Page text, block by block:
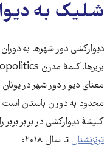
شلیک به
دیوارکشی دور شهرها به
معنای دیوار دور شهر در
محدود به دوران باستان
کلیشۀ‌ دیوارکشی در برابر
ترنزنشنال تا سال ۲۰۱۸: